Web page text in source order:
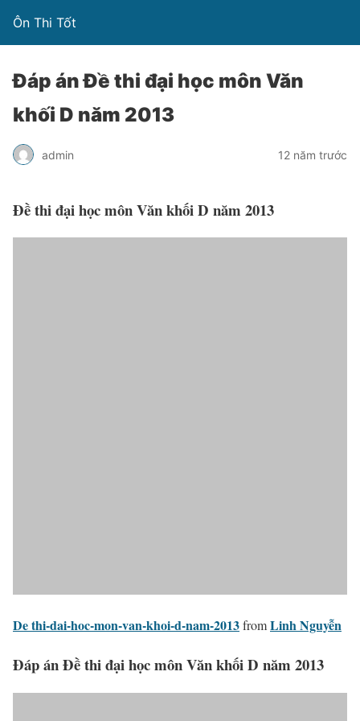
Ôn Thi Tốt
Đáp án Đề thi đại học môn Văn
khối D năm 2013
admin 12 năm trước
Đề thi đại học môn Văn khối D năm 2013
De thi-dai-hoc-mon-van-khoi-d-nam-2013fromLinh Nguyễn
Đáp án Đề thi đại học môn Văn khối D năm 2013